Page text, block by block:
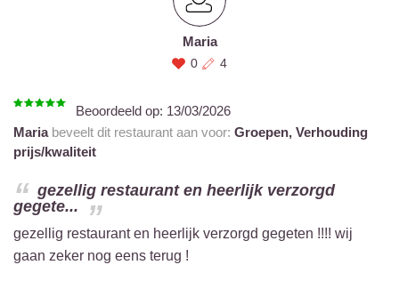
Maria
0 4
Beoordeeld op: 13/03/2026
Mariabeveelt dit restaurant aan voor: Groepen, Verhouding
prijs/kwaliteit
gezellig restaurant en heerlijk verzorgd
gegete...
gezellig restaurant en heerlijk verzorgd gegeten !!!! wij
gaan zeker nog eens terug !